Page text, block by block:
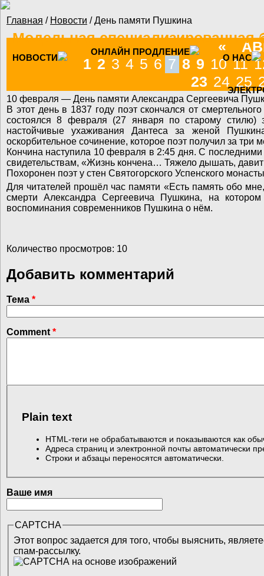
Перейти к основному содержанию
Модельная
НОВОСТИ
ОНЛАЙН ПРОДЛЕНИЕ
О НАС
Вы здесь
Главная / Новости / День памяти Пушкина
«
1 2 3 4 5 6 7 8 9 10 11
23 24 25
10 февраля — День памяти Александра Сергеевича
В этот день в 1837 году поэт скончался от
состоялся 8 февраля (27 января по старому стилю)
настойчивые ухаживания Дантеса за женой
оскорбительное сочинение, которое поэт получил за три
Кончина наступила 10 февраля в 2:45 дня. С
свидетельствам, «Жизнь кончена… Тяжело дышать,
Похоронен поэт у стен Святогорского Успенского
Для читателей прошёл час памяти «Есть память обо
смерти Александра Сергеевича Пушкина, на
воспоминания современников Пушкина о нём.
Количество просмотров: 10
Добавить комментарий
Тема *
Comment *
Plain text
HTML-теги не обрабатываются и показываются как
Адреса страниц и электронной почты автоматически
Строки и абзацы переносятся автоматически.
Ваше имя
CAPTCHA
Этот вопрос задается для того, чтобы выяснить,
спам-рассылку.